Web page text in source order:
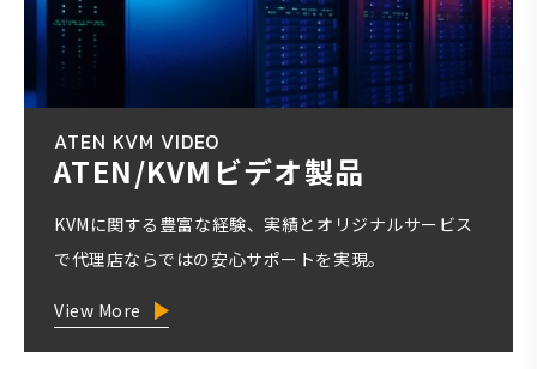
ATEN KVM VIDEO
ATEN/KVMビデオ製品
KVMに関する豊富な経験、実績とオリジナルサービス
で代理店ならではの安心サポートを実現。
View More